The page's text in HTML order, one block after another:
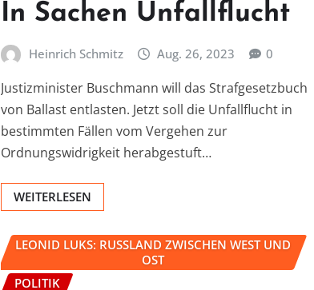
In Sachen Unfallflucht
Heinrich Schmitz Aug. 26, 2023 0
Justizminister Buschmann will das Strafgesetzbuch
von Ballast entlasten. Jetzt soll die Unfallflucht in
bestimmten Fällen vom Vergehen zur
Ordnungswidrigkeit herabgestuft…
WEITERLESEN
LEONID LUKS: RUSSLAND ZWISCHEN WEST UND
OST
POLITIK